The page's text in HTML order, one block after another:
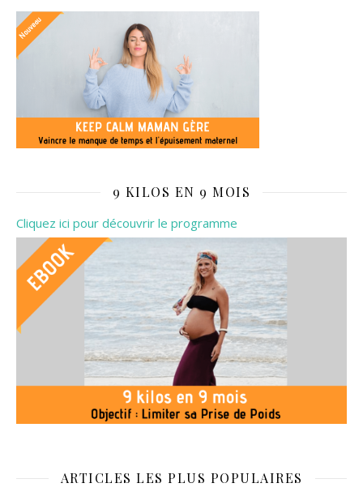
9 KILOS EN 9 MOIS
Cliquez ici pour découvrir le programme
ARTICLES LES PLUS POPULAIRES